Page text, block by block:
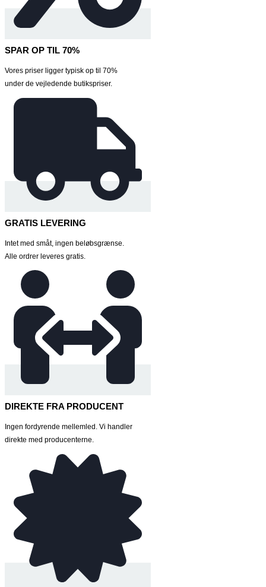
SPAR OP TIL 70%
Vores priser ligger typisk op til 70%
under de vejledende butikspriser.
GRATIS LEVERING
Intet med småt, ingen beløbsgrænse.
Alle ordrer leveres gratis.
DIREKTE FRA PRODUCENT
Ingen fordyrende mellemled. Vi handler
direkte med producenterne.